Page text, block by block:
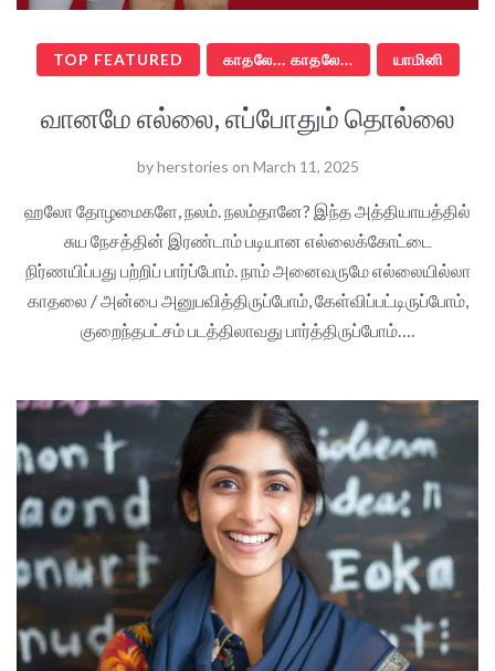
TOP FEATURED காதலே... காதலே... யாமினி
வானமே எல்லை, எப்போதும் தொல்லை
byherstories on March 11, 2025
ஹலோ தோழமைகளே, நலம். நலம்தானே? இந்த அத்தியாயத்தில்
சுய நேசத்தின் இரண்டாம் படியான எல்லைக்கோட்டை
நிர்ணயிப்பது பற்றிப் பார்ப்போம். நாம் அனைவருமே எல்லையில்லா
காதலை / அன்பை அனுபவித்திருப்போம், கேள்விப்பட்டிருப்போம்,
குறைந்தபட்சம் படத்திலாவது பார்த்திருப்போம்….